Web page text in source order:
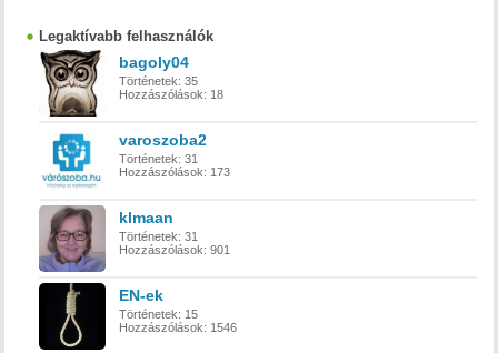
Legaktívabb felhasználók
bagoly04
Történetek: 35
Hozzászólások: 18
varoszoba2
Történetek: 31
Hozzászólások: 173
klmaan
Történetek: 31
Hozzászólások: 901
EN-ek
Történetek: 15
Hozzászólások: 1546